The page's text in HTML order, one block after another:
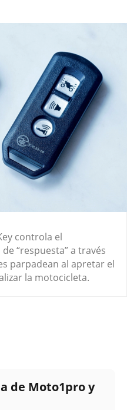
controla el
“respuesta” a través
parpadean al apretar el
la motocicleta.
de Moto1pro y